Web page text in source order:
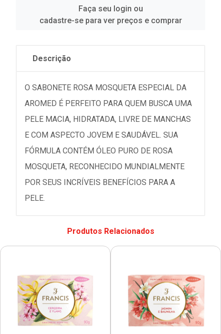
Faça seu login ou
cadastre-se para ver preços e comprar
Descrição
O SABONETE ROSA MOSQUETA ESPECIAL DA
AROMED É PERFEITO PARA QUEM BUSCA UMA
PELE MACIA, HIDRATADA, LIVRE DE MANCHAS
E COM ASPECTO JOVEM E SAUDÁVEL. SUA
FÓRMULA CONTÉM ÓLEO PURO DE ROSA
MOSQUETA, RECONHECIDO MUNDIALMENTE
POR SEUS INCRÍVEIS BENEFÍCIOS PARA A
PELE.
Produtos Relacionados